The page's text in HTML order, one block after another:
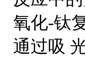
氧化-钛
通过吸